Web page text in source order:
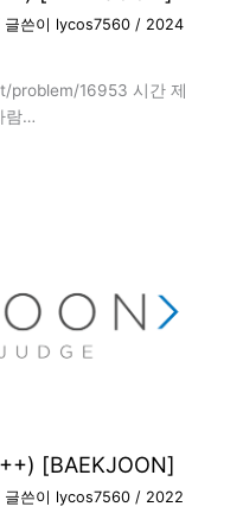
쓴이 lycos7560 / 2024
16953 시간 제
람…
[BAEKJOON]
쓴이 lycos7560 / 2022